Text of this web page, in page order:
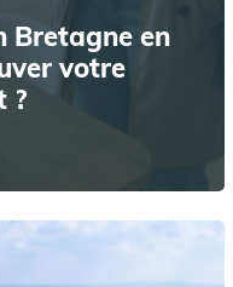
Bretagne en
votre
?